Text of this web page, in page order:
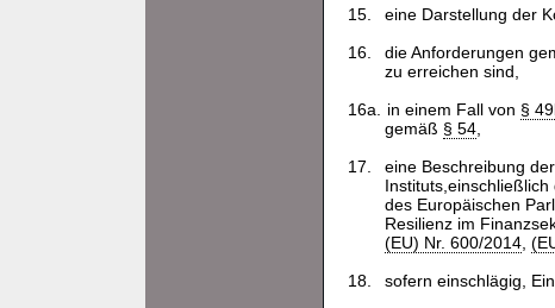
15.
eine Darstellung der
16.
die Anforderungen
zu erreichen sind,
16a.
in einem Fall von §
gemäß § 54,
17.
eine Beschreibung
des Europäischen
Resilienz im
(EU) Nr. 600/2014,
18.
sofern einschlägig,